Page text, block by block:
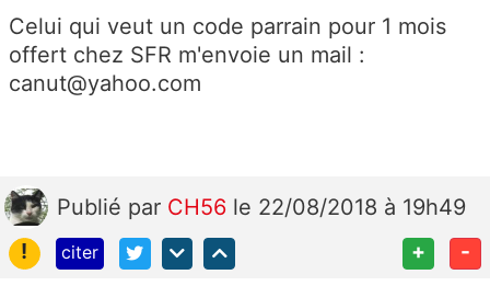
Celui qui veut un code parrain pour 1 mois
offert chez SFR m'envoie un mail :
canut@yahoo.com
Publié par CH56 le 22/08/2018 à 19h49
!
citer + -